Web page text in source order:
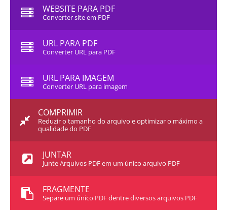
WEBSITE PARA PDF
Converter site em PDF
URL PARA PDF
Converter URL para PDF
URL PARA IMAGEM
Converter URL para imagem
COMPRIMIR
Reduzir o tamanho do arquivo e optimizar o máximo a
qualidade do PDF
JUNTAR
Junte Arquivos PDF em um único arquivo PDF
FRAGMENTE
Separe um único PDF dentre diversos arquivos PDF